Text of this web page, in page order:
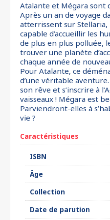
Atalante et Mégara sont
Après un an de voyage
atterrissent sur
capable d’accueillir les
de plus en plus polluée,
trouver une planète
chaque année de
Pour Atalante, ce
d’une véritable
son rêve et s’inscrire à
vaisseaux ! Mégara est
Parviendront-elles à
vie ?
Caractéristiques
ISBN
Âge
Collection
Date de parution